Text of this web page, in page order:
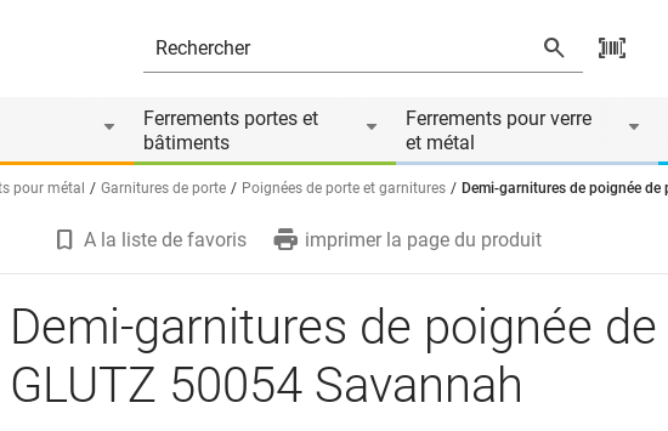
Ferrements portes et
bâtiments
Ferrements pour verre
et métal
pour métal Garnitures de porte Poignées de porte et garnitures Demi-garnitures de poignée
appropriés
A la liste de favoris imprimer la page du produit
Demi-garnitures de poignée
GLUTZ 50054 Savannah